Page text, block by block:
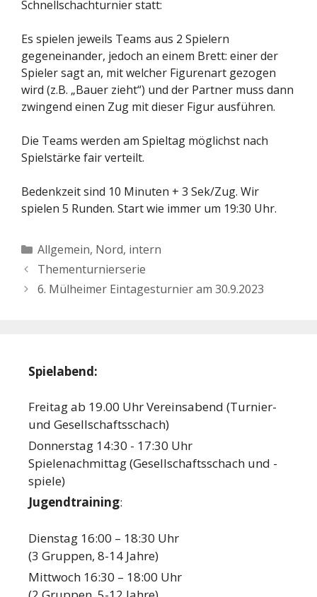
Schnellschachturnier statt:
Es spielen jeweils Teams aus 2 Spielern
gegeneinander, jedoch an einem Brett: einer der
Spieler sagt an, mit welcher Figurenart gezogen
wird (z.B. „Bauer zieht“) und der Partner muss dann
zwingend einen Zug mit dieser Figur ausführen.
Die Teams werden am Spieltag möglichst nach
Spielstärke fair verteilt.
Bedenkzeit sind 10 Minuten + 3 Sek/Zug. Wir
spielen 5 Runden. Start wie immer um 19:30 Uhr.
Kategorien
Allgemein, Nord, intern
Thementurnierserie
6. Mülheimer Eintagesturnier am 30.9.2023
Spielabend:
Freitag ab 19.00 Uhr Vereinsabend (Turnier-
und Gesellschaftsschach)
Donnerstag 14:30 - 17:30 Uhr
Spielenachmittag (Gesellschaftsschach und -
spiele)
Jugendtraining:
Dienstag 16:00 – 18:30 Uhr
(3 Gruppen, 8-14 Jahre)
Mittwoch 16:30 – 18:00 Uhr